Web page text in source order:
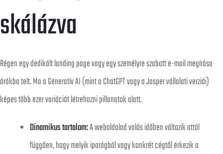
skálázva
Régen egy dedikált landing page vagy egy személyre szabott e-mail megírása
órákba telt. Ma a Generatív AI (mint a ChatGPT vagy a Jasper vállalati verziói)
képes több ezer variációt létrehozni pillanatok alatt.
Dinamikus tartalom:A weboldalad valós időben változik attól
függően, hogy melyik iparágból vagy konkrét cégtől érkezik a